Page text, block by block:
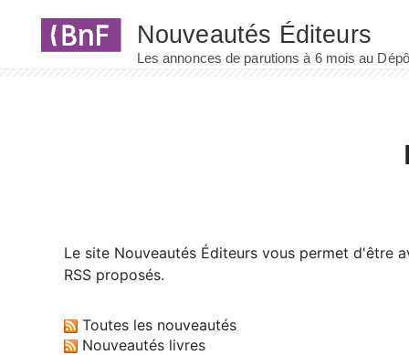
Le site Nouveautés Éditeurs vous permet d'être
RSS proposés.
Toutes les nouveautés
Nouveautés livres